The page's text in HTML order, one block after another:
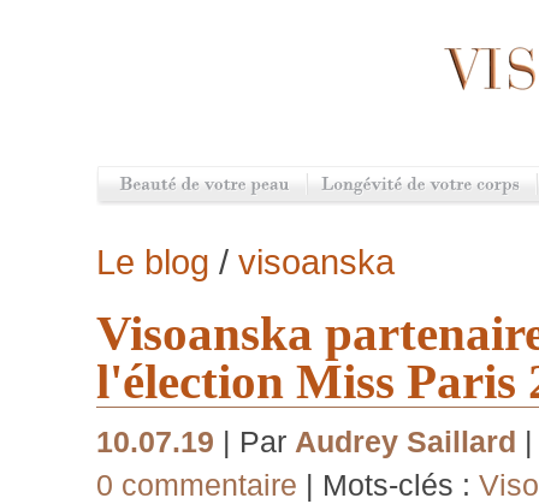
Le blog / visoanska
Visoanska
l'élection Miss Paris
10.07.19 | Par Audrey Saillard
0 commentaire | Mots-clés :